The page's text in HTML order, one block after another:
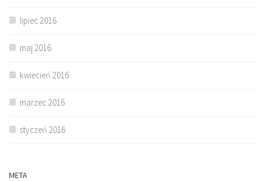
lipiec 2016
maj 2016
kwiecień 2016
marzec 2016
styczeń 2016
META